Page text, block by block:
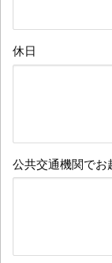
休日
公共交通機関で